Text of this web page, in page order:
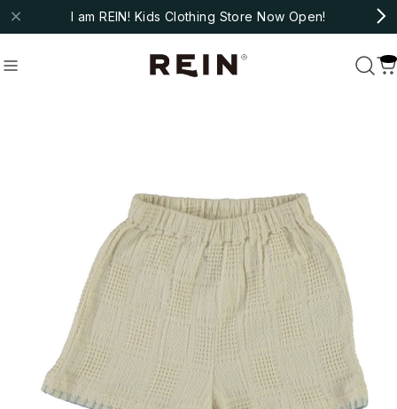
I am REIN! Kids Clothing Store Now Open!
#christina rohde #cozmo #molo
#ARSENE ET LES PIPELETTES
商品カテゴリ
NEW ARRIVAL
HOT ITEMS
◇BABY
Outer/Jacket
Tops